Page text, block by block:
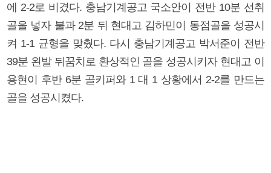
에 2-2로 비겼다. 충남기계공고 국소안이 전반 10분 선취
골을 넣자 불과 2분 뒤 현대고 김하민이 동점골을 성공시
켜 1-1 균형을 맞췄다. 다시 충남기계공고 박서준이 전반
39분 왼발 뒤꿈치로 환상적인 골을 성공시키자 현대고 이
용현이 후반 6분 골키퍼와 1 대 1 상황에서 2-2를 만드는
골을 성공시켰다.